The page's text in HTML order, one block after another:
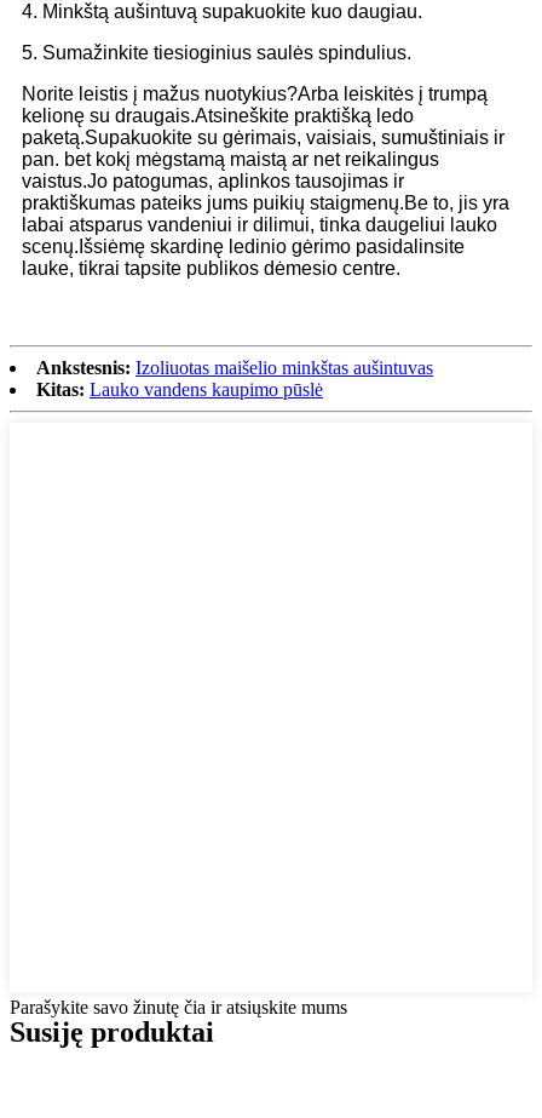
4. Minkštą aušintuvą supakuokite kuo daugiau.
5. Sumažinkite tiesioginius saulės spindulius.
Norite leistis į mažus nuotykius?Arba leiskitės į trumpą
kelionę su draugais.Atsineškite praktišką ledo
paketą.Supakuokite su gėrimais, vaisiais, sumuštiniais ir
pan. bet kokį mėgstamą maistą ar net reikalingus
vaistus.Jo patogumas, aplinkos tausojimas ir
praktiškumas pateiks jums puikių staigmenų.Be to, jis yra
labai atsparus vandeniui ir dilimui, tinka daugeliui lauko
scenų.Išsiėmę skardinę ledinio gėrimo pasidalinsite
lauke, tikrai tapsite publikos dėmesio centre.
Ankstesnis: Izoliuotas maišelio minkštas aušintuvas
Kitas: Lauko vandens kaupimo pūslė
Parašykite savo žinutę čia ir atsiųskite mums
Susiję produktai